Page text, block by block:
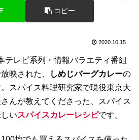
コピー
2020.10.15
テレビ系列・情報バラエティ番組
映された、
しめじバーグカレーの
スパイス料理研究家で現役東京大
さんが教えてくださった、スパイス
いスパイスカレーレシピです。